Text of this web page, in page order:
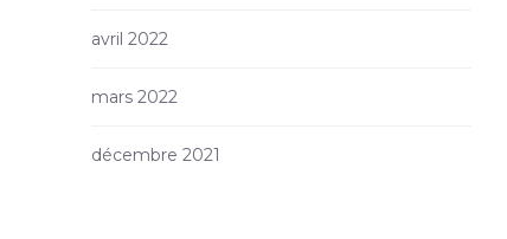
avril 2022
mars 2022
décembre 2021